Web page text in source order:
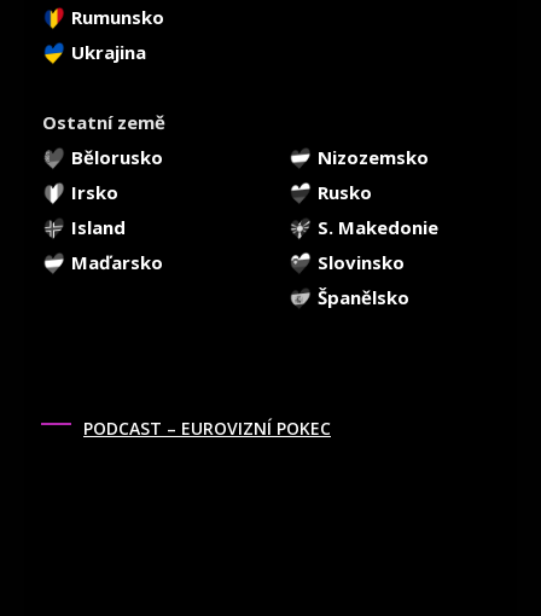
Rumunsko
Ukrajina
Ostatní země
Bělorusko
Nizozemsko
Irsko
Rusko
Island
S. Makedonie
Maďarsko
Slovinsko
Španělsko
PODCAST – EUROVIZNÍ POKEC